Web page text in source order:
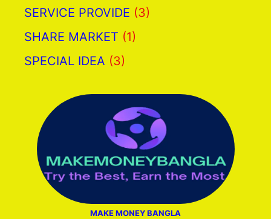
SERVICE PROVIDE (3)
SHARE MARKET (1)
SPECIAL IDEA (3)
MAKE MONEY BANGLA